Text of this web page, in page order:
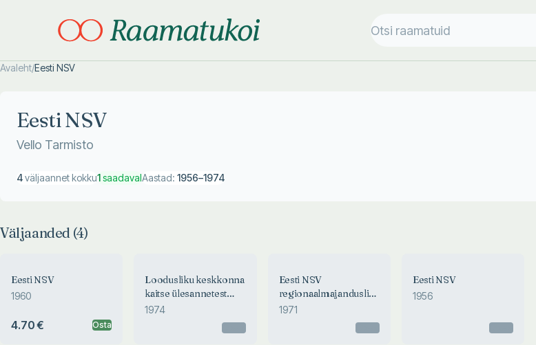
Avaleht/Eesti NSV
Eesti NSV
Vello Tarmisto
4väljaannet kokku1saadavalAastad: 1956–1974
Väljaanded (4)
Eesti NSV
1960
4.70 € Osta
Loodusliku keskkonna
kaitse ülesannetest
seoses tööstuse
1974
Eesti NSV
regionaalmajanduslikust
arengutasemest
1971
Eesti NSV
1956